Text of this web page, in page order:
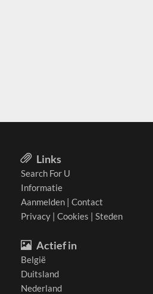
Links
Search For U
Informatie
Aanmelden | Contact
Privacy | Cookies | Steden
Actief in
België
Duitsland
Nederland